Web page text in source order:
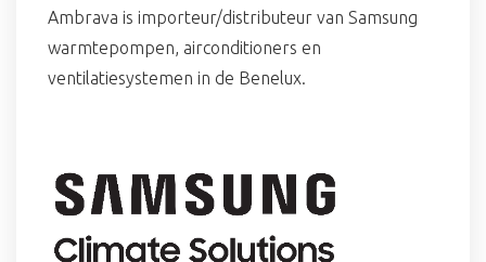
Ambrava is importeur/distributeur van Samsung
warmtepompen, airconditioners en
ventilatiesystemen in de Benelux.